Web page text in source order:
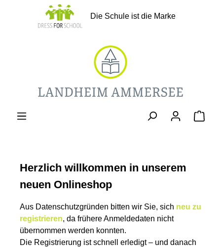
springen
Die Schule ist die Marke
Herzlich willkommen in unserem
neuen Onlineshop
Aus Datenschutzgründen bitten wir Sie, sich neu zu
registrieren, da frühere Anmeldedaten nicht
übernommen werden konnten.
Die Registrierung ist schnell erledigt – und danach